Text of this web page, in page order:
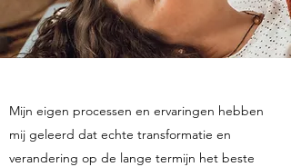
Mijn eigen processen en ervaringen hebben
mij geleerd dat echte transformatie en
verandering op de lange termijn het beste